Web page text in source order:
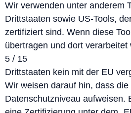
Wir verwenden unter anderem
Drittstaaten sowie US-Tools,
zertifiziert sind. Wenn diese
übertragen und dort
5 / 15
Drittstaaten kein mit der EU
Wir weisen darauf hin, dass
Datenschutzniveau aufweisen.